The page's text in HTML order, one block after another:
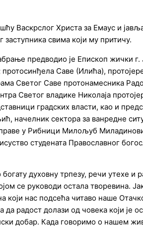
Васкрслог Христа за Емаус и
свима који му притичу.
предводио је Епископ жички г.
Саве (Илића),
Светог Саве протонамесника
Светог владике Николаја
градских власти, као и
начелник сектора за ванредне
у Рибници Милољуб
студената Православног
духовну трпезу, речи утехе и
се руководи остала творевина.
нас подсећа читаво наше
да радост долази од човека који је
добар. Када говоримо о нашем